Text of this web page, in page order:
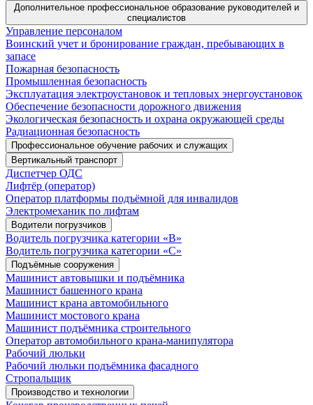
Дополнительное профессиональное образование руководителей и
специалистов
Управление персоналом
Воинский учет и бронирование граждан, пребывающих в
запасе
Пожарная безопасность
Промышленная безопасность
Эксплуатация электроустановок и тепловых энергоустановок
Обеспечение безопасности дорожного движения
Экологическая безопасность и охрана окружающей среды
Радиационная безопасность
Профессиональное обучение рабочих и служащих
Вертикальный транспорт
Диспетчер ОДС
Лифтёр (оператор)
Оператор платформы подъёмной для инвалидов
Электромеханик по лифтам
Водители погрузчиков
Водитель погрузчика категории «B»
Водитель погрузчика категории «С»
Подъёмные сооружения
Машинист автовышки и подъёмника
Машинист башенного крана
Машинист крана автомобильного
Машинист мостового крана
Машинист подъёмника строительного
Оператор автомобильного крана-манипулятора
Рабочий люльки
Рабочий люльки подъёмника фасадного
Стропальщик
Производство и технологии